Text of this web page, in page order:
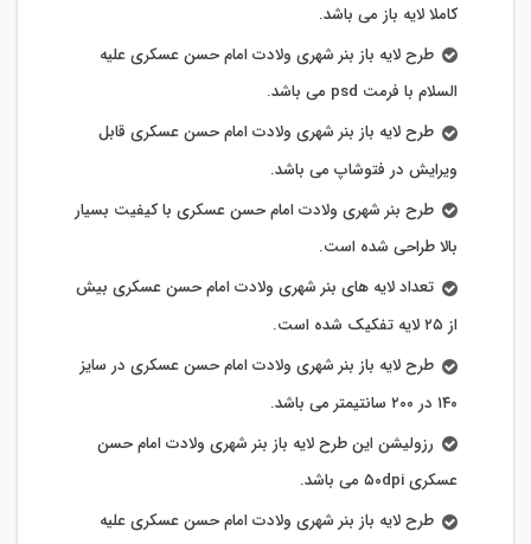
کاملا لایه باز می باشد.
طرح لایه باز بنر شهری ولادت امام حسن عسکری علیه
السلام با فرمت psd می باشد.
طرح لایه باز بنر شهری ولادت امام حسن عسکری قابل
ویرایش در فتوشاپ می باشد.
طرح بنر شهری ولادت امام حسن عسکری با کیفیت بسیار
بالا طراحی شده است.
تعداد لایه های بنر شهری ولادت امام حسن عسکری بیش
از ۲۵ لایه تفکیک شده است.
طرح لایه باز بنر شهری ولادت امام حسن عسکری در سایز
۱۴۰ در ۲۰۰ سانتیمتر می باشد.
رزولیشن این طرح لایه باز بنر شهری ولادت امام حسن
عسکری ۵۰dpi می باشد.
طرح لایه باز بنر شهری ولادت امام حسن عسکری علیه